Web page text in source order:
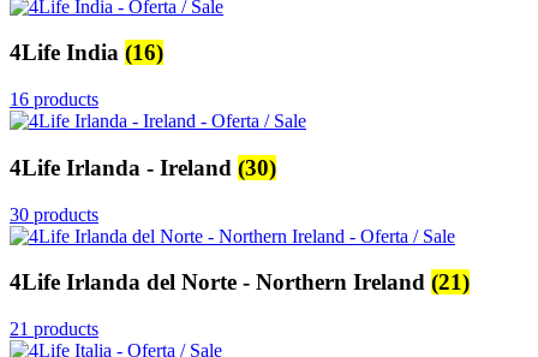
4Life India (16)
16 products
4Life Irlanda - Ireland (30)
30 products
4Life Irlanda del Norte - Northern Ireland (21)
21 products